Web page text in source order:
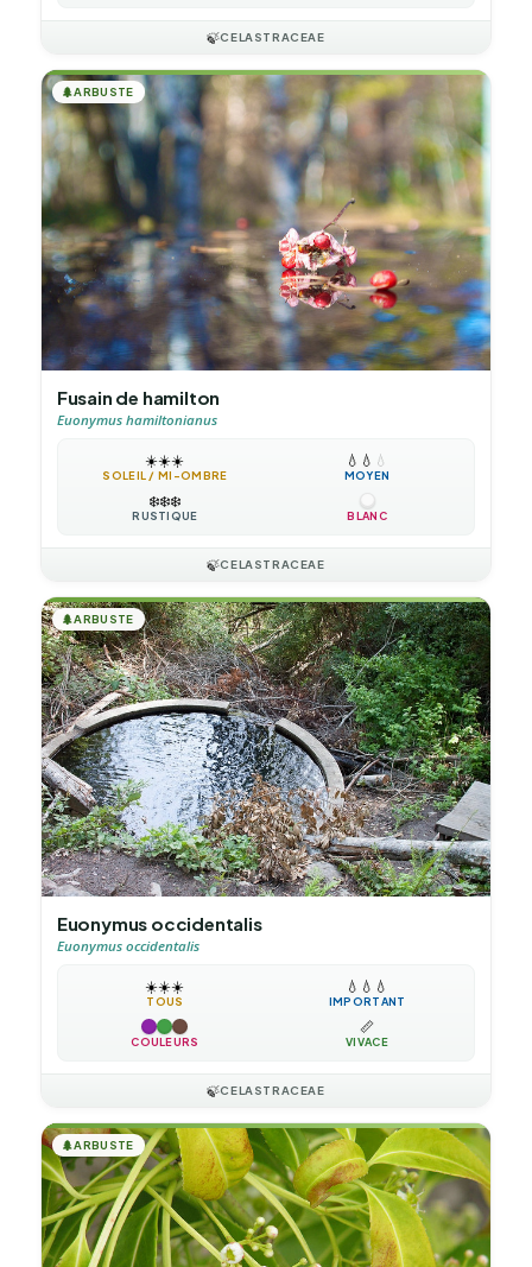
🍃CELASTRACEAE
🌲ARBUSTE
Fusain de hamilton
Euonymus hamiltonianus
☀️☀️☀️
SOLEIL / MI-OMBRE
💧 💧 💧
MOYEN
❄️❄️❄️
RUSTIQUE BLANC
🍃CELASTRACEAE
🌲ARBUSTE
Euonymus occidentalis
Euonymus occidentalis
☀️☀️☀️
TOUS
💧 💧 💧
IMPORTANT
COULEURS
📏
VIVACE
🍃CELASTRACEAE
🌲ARBUSTE